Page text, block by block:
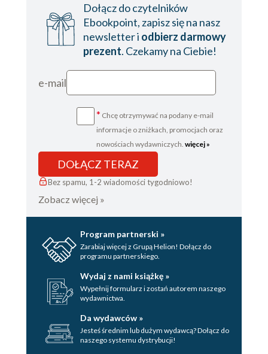
Dołącz do czytelników
Ebookpoint, zapisz się na nasz
newsletter i odbierz darmowy
prezent. Czekamy na Ciebie!
e-mail
* Chcę otrzymywać na podany e-mail
informacje o zniżkach, promocjach oraz
nowościach wydawniczych. więcej »
DOŁĄCZ TERAZ
Bez spamu, 1-2 wiadomości tygodniowo!
Zobacz więcej »
Program partnerski »
Zarabiaj więcej z Grupą Helion! Dołącz do
programu partnerskiego.
Wydaj z nami książkę »
Wypełnij formularz i zostań autorem naszego
wydawnictwa.
Da wydawców »
Jesteś średnim lub dużym wydawcą? Dołącz do
naszego systemu dystrybucji!